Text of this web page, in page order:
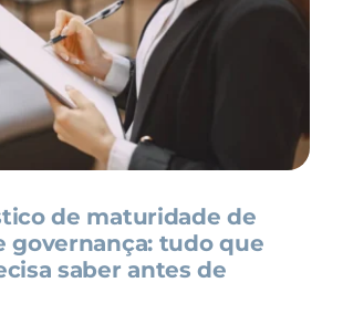
de maturidade de
governança: tudo que
saber antes de